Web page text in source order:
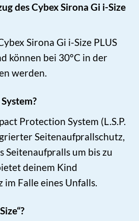
des Cybex Sirona Gi i-Size
Sirona Gi i-Size PLUS
können bei 30°C in der
werden.
Protection System (L.S.P.
Seitenaufprallschutz,
Seitenaufpralls um bis zu
deinem Kind
im Falle eines Unfalls.